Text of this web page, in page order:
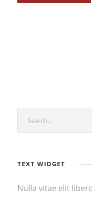
TEXT WIDGET
Nulla vitae elit